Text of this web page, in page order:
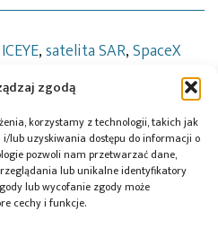
zgodą
korzystamy z technologii, takich jak
lub uzyskiwania dostępu do informacji o
pozwoli nam przetwarzać dane,
lub unikalne identyfikatory
lub wycofanie zgody może
cechy i funkcje.
ICEYE,satelita SAR,SpaceX